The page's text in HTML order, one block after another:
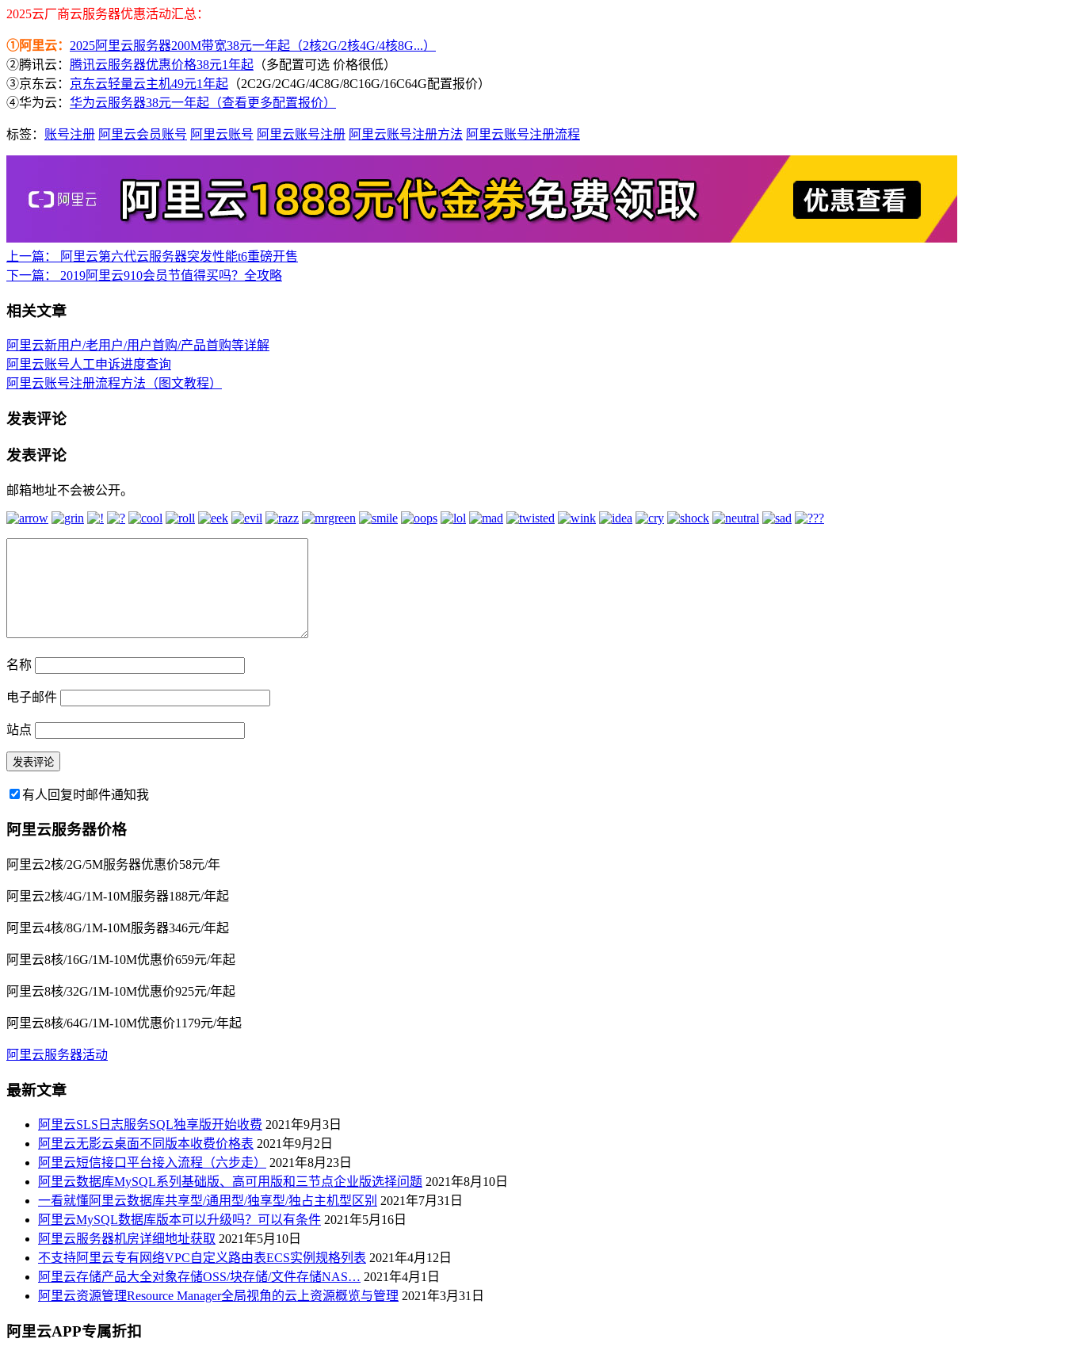
2025云厂商云服务器优惠活动汇总：
①阿里云： 2025阿里云服务器200M带宽38元一年起（2核2G/2核4G/4核8G...）
②腾讯云： 腾讯云服务器优惠价格38元1年起 （多配置可选 价格很低）
③京东云： 京东云轻量云主机49元1年起 （2C2G/2C4G/4C8G/8C16G/16C64G配置报价）
④华为云： 华为云服务器38元一年起（查看更多配置报价）
标签： 账号注册 阿里云会员账号 阿里云账号 阿里云账号注册 阿里云账号注册方法 阿里云账号注册流程
上一篇：
阿里云第六代云服务器突发性能t6重磅开售
下一篇：
2019阿里云910会员节值得买吗？全攻略
相关文章
阿里云新用户/老用户/用户首购/产品首购等详解
阿里云账号人工申诉进度查询
阿里云账号注册流程方法（图文教程）
发表评论
发表评论
邮箱地址不会被公开。
名称
电子邮件
站点
有人回复时邮件通知我
阿里云服务器价格
阿里云2核/2G/5M服务器优惠价58元/年
阿里云2核/4G/1M-10M服务器188元/年起
阿里云4核/8G/1M-10M服务器346元/年起
阿里云8核/16G/1M-10M优惠价659元/年起
阿里云8核/32G/1M-10M优惠价925元/年起
阿里云8核/64G/1M-10M优惠价1179元/年起
阿里云服务器活动
最新文章
阿里云SLS日志服务SQL独享版开始收费 2021年9月3日
阿里云无影云桌面不同版本收费价格表 2021年9月2日
阿里云短信接口平台接入流程（六步走）
2021年8月23日
阿里云数据库MySQL系列基础版、高可用版和三节点企业版选择问题 2021年8月10日
一看就懂阿里云数据库共享型/通用型/独享型/独占主机型区别 2021年7月31日
阿里云MySQL数据库版本可以升级吗？可以有条件 2021年5月16日
阿里云服务器机房详细地址获取 2021年5月10日
不支持阿里云专有网络VPC自定义路由表ECS实例规格列表 2021年4月12日
阿里云存储产品大全对象存储OSS/块存储/文件存储NAS… 2021年4月1日
阿里云资源管理Resource Manager全局视角的云上资源概览与管理 2021年3月31日
阿里云APP专属折扣